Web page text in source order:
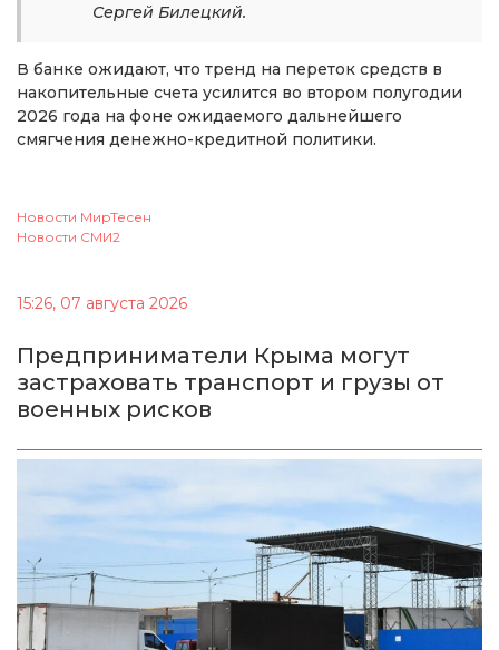
Сергей Билецкий.
В банке ожидают, что тренд на переток средств в
накопительные счета усилится во втором полугодии
2026 года на фоне ожидаемого дальнейшего
смягчения денежно-кредитной политики.
Новости МирТесен
Новости СМИ2
15:26, 07 августа 2026
Предприниматели Крыма могут
застраховать транспорт и грузы от
военных рисков